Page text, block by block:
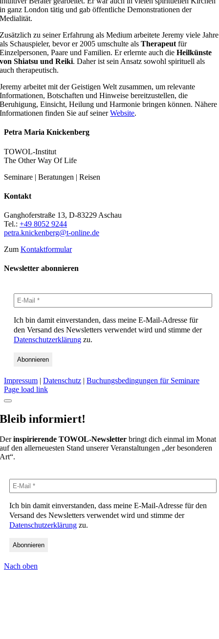
in ganz London tätig und gab öffentliche Demonstrationen der
Medialität.
Zusätzlich zu seiner Erfahrung als Medium arbeitete Jeremy viele Jahre
als Schauspieler, bevor er 2005 umschulte alsTherapeut für
Einzelpersonen, Paare und Familien. Er erlernte auch dieHeilkünste
von Shiatsu und Reiki. Daher ist sein Ansatz sowohl spirituell als
auch therapeutisch.
Jeremy arbeitet mit der Geistigen Welt zusammen, um relevante
Informationen, Botschaften und Hinweise bereitzustellen, die
Beruhigung, Einsicht, Heilung und Harmonie bringen können. Nähere
Informationen finden Sie auf seinerWebsite.
Petra Maria Knickenberg
TOWOL-Institut
The Other Way Of Life
Seminare | Beratungen | Reisen
Kontakt
Ganghoferstraße 13, D-83229 Aschau
Tel.: +49 8052 9244
petra.knickenberg@t-online.de
Zum Kontaktformular
Newsletter abonnieren
Ich bin damit einverstanden, dass meine E-Mail-Adresse für
den Versand des Newsletters verwendet wird und stimme der
Datenschutzerklärung zu.
Impressum | Datenschutz | Buchungsbedingungen für Seminare
Page load link
Bleib informiert!
Derinspirierende TOWOL-Newsletter bringt dich einmal im Monat
auf den allerneuesten Stand unserer Veranstaltungen „der besonderen
Art“.
Ich bin damit einverstanden, dass meine E-Mail-Adresse für den
Versand des Newsletters verwendet wird und stimme der
Datenschutzerklärung zu.
Nach oben